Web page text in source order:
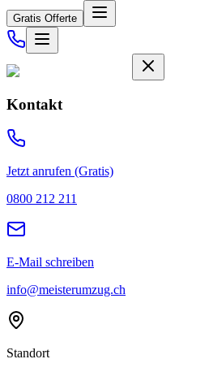
Gratis Offerte
Kontakt
Jetzt anrufen (Gratis)
0800 212 211
E-Mail schreiben
info@meisterumzug.ch
Standort